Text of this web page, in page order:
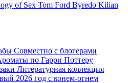
of Sex Tom Ford Byredo Kilian
Совместно с блогерами
по Гарри Поттеру
Литературная коллекция
2026 год с конем-огнем